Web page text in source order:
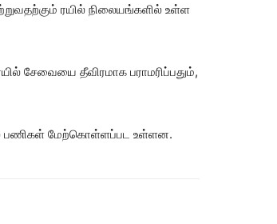
ரயில் நிலையங்களில் உள்ள
சேவையை தீவிரமாக பராமரிப்பதும்,
பணிகள் மேற்கொள்ளப்பட உள்ளன.